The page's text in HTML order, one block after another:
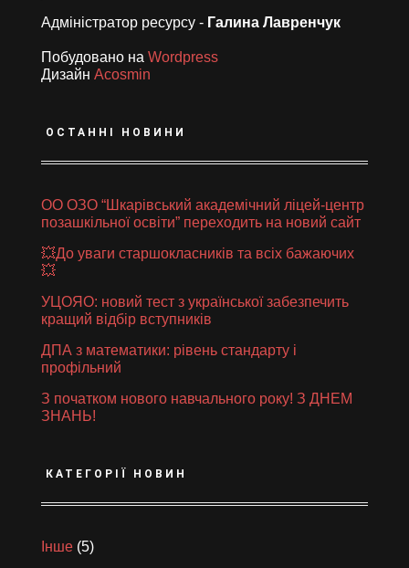
Адміністратор ресурсу - Галина Лавренчук
Побудовано на Wordpress
Дизайн Acosmin
ОСТАННІ НОВИНИ
ОО ОЗО “Шкарівський академічний ліцей-центр
позашкільної освіти” переходить на новий сайт
💥До уваги старшокласників та всіх бажаючих
💥
УЦОЯО: новий тест з української забезпечить
кращий відбір вступників
ДПА з математики: рівень стандарту і
профільний
З початком нового навчального року! З ДНЕМ
ЗНАНЬ!
КАТЕГОРІЇ НОВИН
Інше (5)